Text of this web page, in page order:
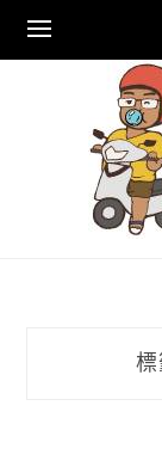
content
標